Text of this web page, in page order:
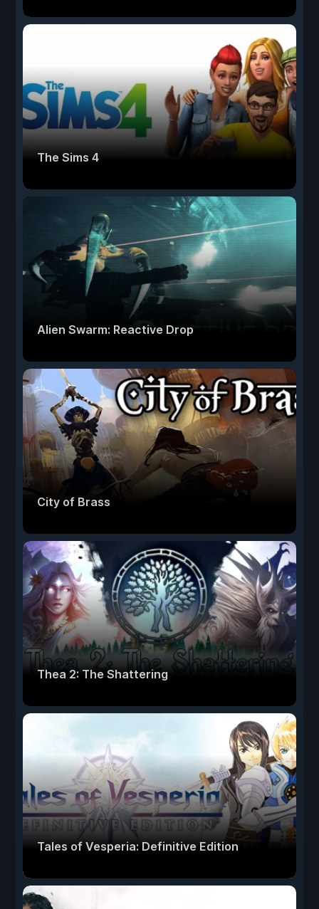
The Sims 4
Alien Swarm: Reactive Drop
City of Brass
Thea 2: The Shattering
Tales of Vesperia: Definitive Edition